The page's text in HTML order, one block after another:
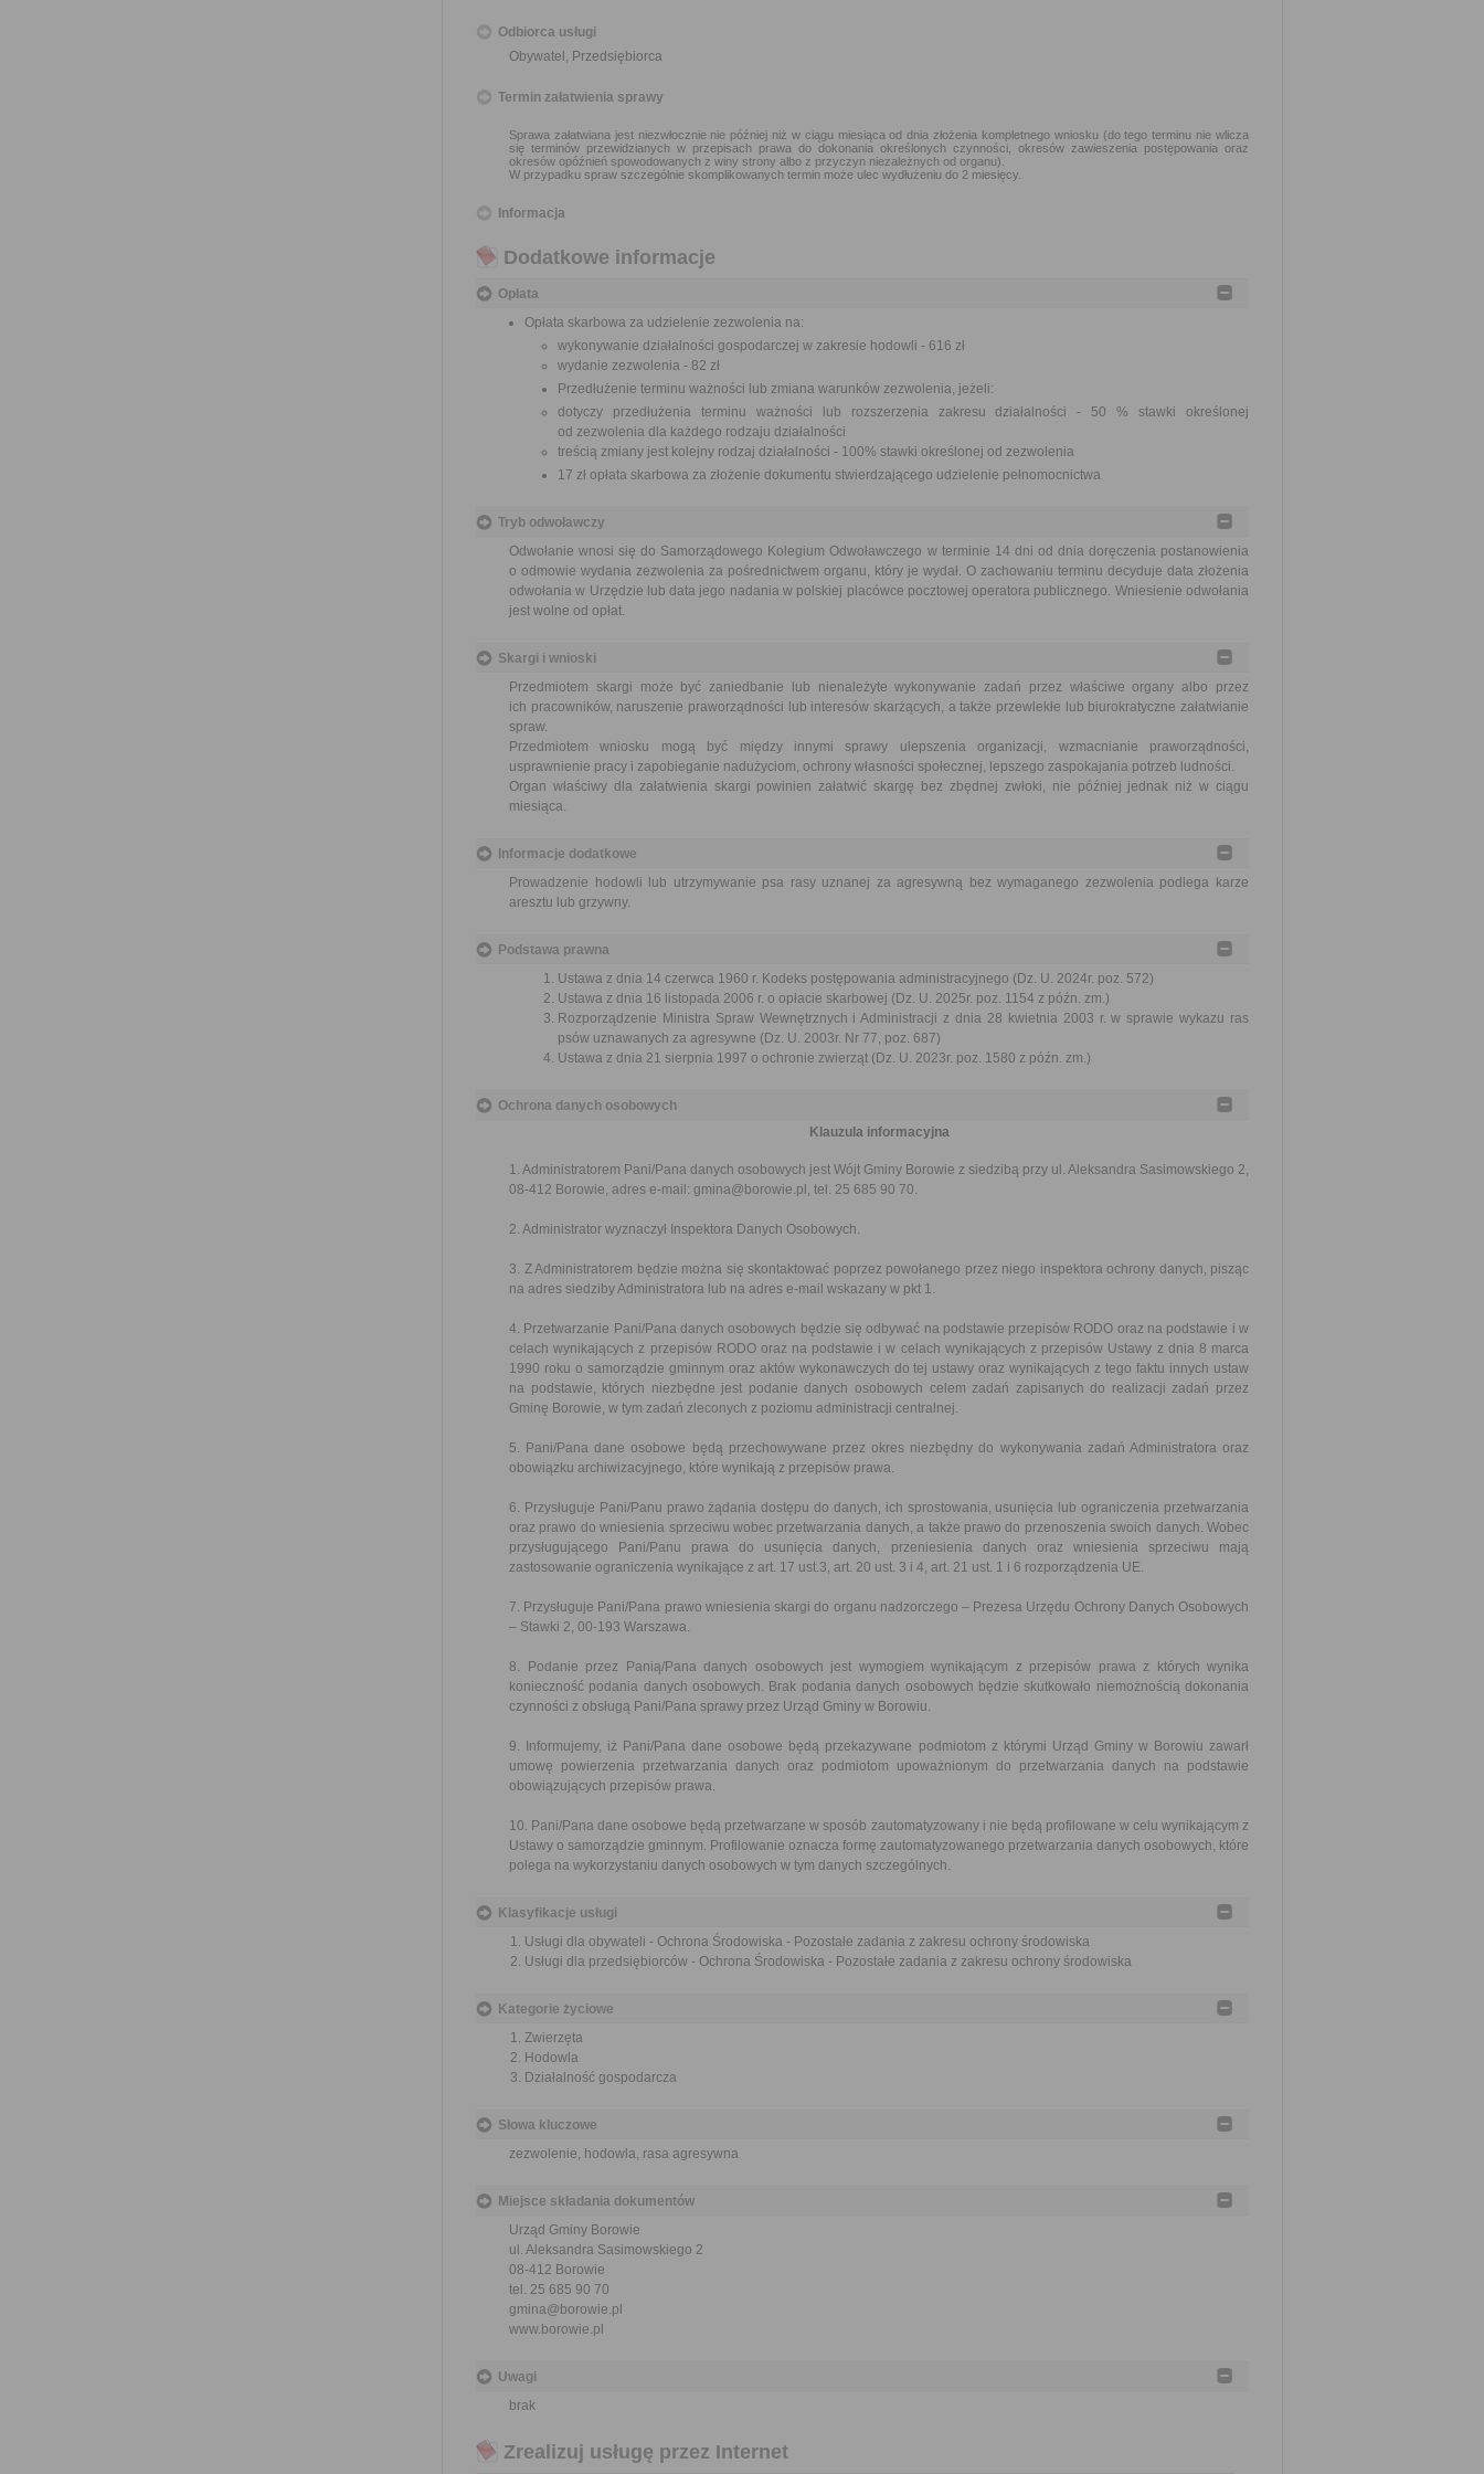
Odbiorca usługi
Obywatel, Przedsiębiorca
Termin załatwienia sprawy
Sprawa załatwiana jest niezwłocznie nie później niż w ciągu miesiąca od dnia złożenia kompletnego wniosku (do tego terminu nie wlicza
się terminów przewidzianych w przepisach prawa do dokonania określonych czynności, okresów zawieszenia postępowania oraz
okresów opóźnień spowodowanych z winy strony albo z przyczyn niezależnych od organu).
W przypadku spraw szczególnie skomplikowanych termin może ulec wydłużeniu do 2 miesięcy.
Informacja
Dodatkowe informacje
Opłata
Opłata skarbowa za udzielenie zezwolenia na:
wykonywanie działalności gospodarczej w zakresie hodowli - 616 zł
wydanie zezwolenia - 82 zł
Przedłużenie terminu ważności lub zmiana warunków zezwolenia, jeżeli:
dotyczy przedłużenia terminu ważności lub rozszerzenia zakresu działalności - 50 % stawki określonej
od zezwolenia dla każdego rodzaju działalności
treścią zmiany jest kolejny rodzaj działalności - 100% stawki określonej od zezwolenia
17 zł opłata skarbowa za złożenie dokumentu stwierdzającego udzielenie pełnomocnictwa
Tryb odwoławczy
Odwołanie wnosi się do Samorządowego Kolegium Odwoławczego w terminie 14 dni od dnia doręczenia postanowienia
o odmowie wydania zezwolenia za pośrednictwem organu, który je wydał. O zachowaniu terminu decyduje data złożenia
odwołania w Urzędzie lub data jego nadania w polskiej placówce pocztowej operatora publicznego. Wniesienie odwołania
jest wolne od opłat.
Skargi i wnioski
Przedmiotem skargi może być zaniedbanie lub nienależyte wykonywanie zadań przez właściwe organy albo przez
ich pracowników, naruszenie praworządności lub interesów skarżących, a także przewlekłe lub biurokratyczne załatwianie
spraw.
Przedmiotem wniosku mogą być między innymi sprawy ulepszenia organizacji, wzmacnianie praworządności,
usprawnienie pracy i zapobieganie nadużyciom, ochrony własności społecznej, lepszego zaspokajania potrzeb ludności.
Organ właściwy dla załatwienia skargi powinien załatwić skargę bez zbędnej zwłoki, nie później jednak niż w ciągu
miesiąca.
Informacje dodatkowe
Prowadzenie hodowli lub utrzymywanie psa rasy uznanej za agresywną bez wymaganego zezwolenia podlega karze
aresztu lub grzywny.
Podstawa prawna
Ustawa z dnia 14 czerwca 1960 r. Kodeks postępowania administracyjnego (Dz. U. 2024r. poz. 572)
Ustawa z dnia 16 listopada 2006 r. o opłacie skarbowej (Dz. U. 2025r. poz. 1154 z późn. zm.)
Rozporządzenie Ministra Spraw Wewnętrznych i Administracji z dnia 28 kwietnia 2003 r. w sprawie wykazu ras
psów uznawanych za agresywne (Dz. U. 2003r. Nr 77, poz. 687)
Ustawa z dnia 21 sierpnia 1997 o ochronie zwierząt (Dz. U. 2023r. poz. 1580 z późn. zm.)
Ochrona danych osobowych
Klauzula informacyjna
1. Administratorem Pani/Pana danych osobowych jest Wójt Gminy Borowie z siedzibą przy ul. Aleksandra Sasimowskiego 2,
08-412 Borowie, adres e-mail: gmina@borowie.pl, tel. 25 685 90 70.
2. Administrator wyznaczył Inspektora Danych Osobowych.
3. Z Administratorem będzie można się skontaktować poprzez powołanego przez niego inspektora ochrony danych, pisząc
na adres siedziby Administratora lub na adres e-mail wskazany w pkt 1.
4. Przetwarzanie Pani/Pana danych osobowych będzie się odbywać na podstawie przepisów RODO oraz na podstawie i w
celach wynikających z przepisów RODO oraz na podstawie i w celach wynikających z przepisów Ustawy z dnia 8 marca
1990 roku o samorządzie gminnym oraz aktów wykonawczych do tej ustawy oraz wynikających z tego faktu innych ustaw
na podstawie, których niezbędne jest podanie danych osobowych celem zadań zapisanych do realizacji zadań przez
Gminę Borowie, w tym zadań zleconych z poziomu administracji centralnej.
5. Pani/Pana dane osobowe będą przechowywane przez okres niezbędny do wykonywania zadań Administratora oraz
obowiązku archiwizacyjnego, które wynikają z przepisów prawa.
6. Przysługuje Pani/Panu prawo żądania dostępu do danych, ich sprostowania, usunięcia lub ograniczenia przetwarzania
oraz prawo do wniesienia sprzeciwu wobec przetwarzania danych, a także prawo do przenoszenia swoich danych. Wobec
przysługującego Pani/Panu prawa do usunięcia danych, przeniesienia danych oraz wniesienia sprzeciwu mają
zastosowanie ograniczenia wynikające z art. 17 ust.3, art. 20 ust. 3 i 4, art. 21 ust. 1 i 6 rozporządzenia UE.
7. Przysługuje Pani/Pana prawo wniesienia skargi do organu nadzorczego – Prezesa Urzędu Ochrony Danych Osobowych
– Stawki 2, 00-193 Warszawa.
8. Podanie przez Panią/Pana danych osobowych jest wymogiem wynikającym z przepisów prawa z których wynika
konieczność podania danych osobowych. Brak podania danych osobowych będzie skutkowało niemożnością dokonania
czynności z obsługą Pani/Pana sprawy przez Urząd Gminy w Borowiu.
9. Informujemy, iż Pani/Pana dane osobowe będą przekazywane podmiotom z którymi Urząd Gminy w Borowiu zawarł
umowę powierzenia przetwarzania danych oraz podmiotom upoważnionym do przetwarzania danych na podstawie
obowiązujących przepisów prawa.
10. Pani/Pana dane osobowe będą przetwarzane w sposób zautomatyzowany i nie będą profilowane w celu wynikającym z
Ustawy o samorządzie gminnym. Profilowanie oznacza formę zautomatyzowanego przetwarzania danych osobowych, które
polega na wykorzystaniu danych osobowych w tym danych szczególnych.
Klasyfikacje usługi
Usługi dla obywateli - Ochrona Środowiska - Pozostałe zadania z zakresu ochrony środowiska
Usługi dla przedsiębiorców - Ochrona Środowiska - Pozostałe zadania z zakresu ochrony środowiska
Kategorie życiowe
Zwierzęta
Hodowla
Działalność gospodarcza
Słowa kluczowe
zezwolenie, hodowla, rasa agresywna
Miejsce składania dokumentów
Urząd Gminy Borowie
ul. Aleksandra Sasimowskiego 2
08-412 Borowie
tel. 25 685 90 70
gmina@borowie.pl
www.borowie.pl
Uwagi
brak
Zrealizuj usługę przez Internet